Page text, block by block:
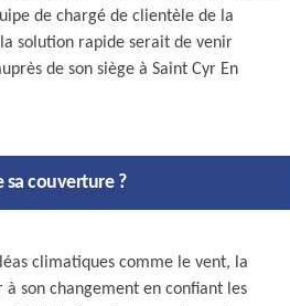
de chargé de clientèle de la
solution rapide serait de venir
de son siège à Saint Cyr En
couverture ?
climatiques comme le vent, la
son changement en confiant les